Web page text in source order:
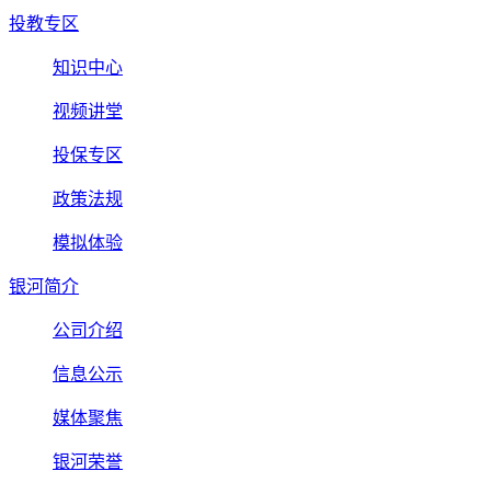
投教专区
知识中心
视频讲堂
投保专区
政策法规
模拟体验
银河简介
公司介绍
信息公示
媒体聚焦
银河荣誉